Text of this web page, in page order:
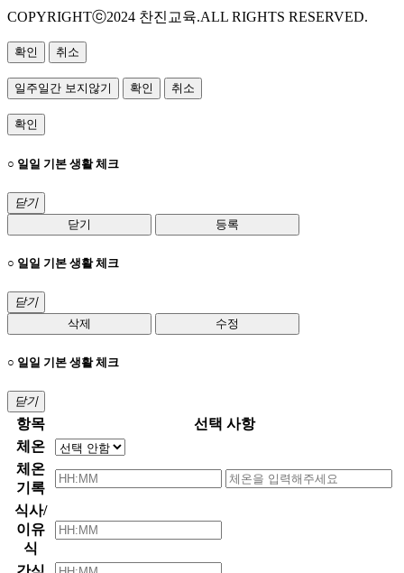
COPYRIGHTⓒ2024 찬진교육.ALL RIGHTS RESERVED.
확인 취소
일주일간 보지않기 확인 취소
확인
○ 일일 기본 생활 체크
닫기
닫기
등록
○ 일일 기본 생활 체크
닫기
삭제
수정
○ 일일 기본 생활 체크
닫기
항목
선택 사항
체온
체온
기록
식사/
이유
식